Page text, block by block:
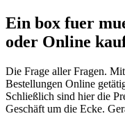
Ein box fuer
oder Online
Die Frage aller Fragen.
Bestellungen Online
Schließlich sind hier die
Geschäft um die Ecke.